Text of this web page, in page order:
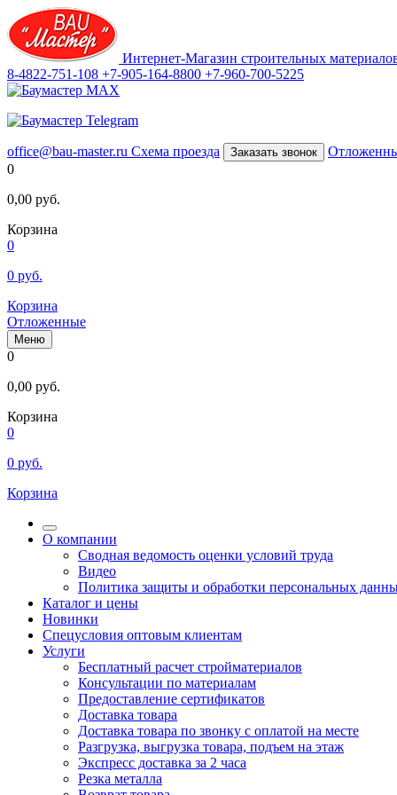
Интернет-Магазин строительных
8-4822-751-108 +7-905-164-8800 +7-960-700-5225
office@bau-master.ru Схема проезда Заказать звонок
0
0,00 руб.
Корзина
0
0 руб.
Корзина
Отложенные
Меню
0
0,00 руб.
Корзина
0
0 руб.
Корзина
О компании
Сводная ведомость оценки условий труда
Видео
Политика защиты и обработки персональных
Каталог и цены
Новинки
Спецусловия оптовым клиентам
Услуги
Бесплатный расчет стройматериалов
Консультации по материалам
Предоставление сертификатов
Доставка товара
Доставка товара по звонку с оплатой на месте
Разгрузка, выгрузка товара, подъем на этаж
Экспресс доставка за 2 часа
Резка металла